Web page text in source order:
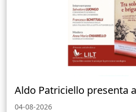
Aldo Patriciello presenta
04-08-2026